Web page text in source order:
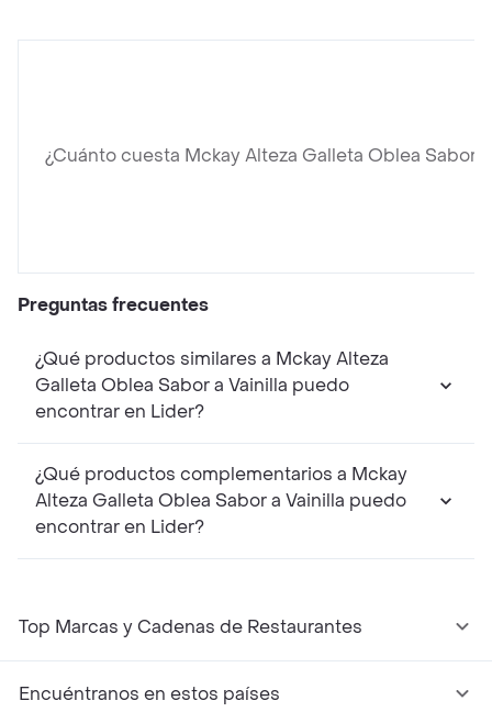
¿Cuánto cuesta Mckay Alteza Galleta Oblea Sabor
Preguntas frecuentes
¿Qué productos similares a Mckay Alteza
Galleta Oblea Sabor a Vainilla puedo
encontrar en Lider?
¿Qué productos complementarios a Mckay
Alteza Galleta Oblea Sabor a Vainilla puedo
encontrar en Lider?
Top Marcas y Cadenas de Restaurantes
Encuéntranos en estos países